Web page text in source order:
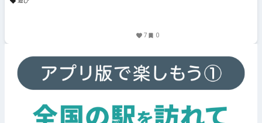
7 0